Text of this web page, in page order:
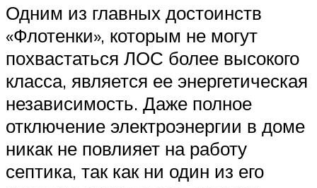
Одним из главных достоинств
«Флотенки», которым не могут
похвастаться ЛОС более высокого
класса, является ее энергетическая
независимость. Даже полное
отключение электроэнергии в доме
никак не повлияет на работу
септика, так как ни один из его